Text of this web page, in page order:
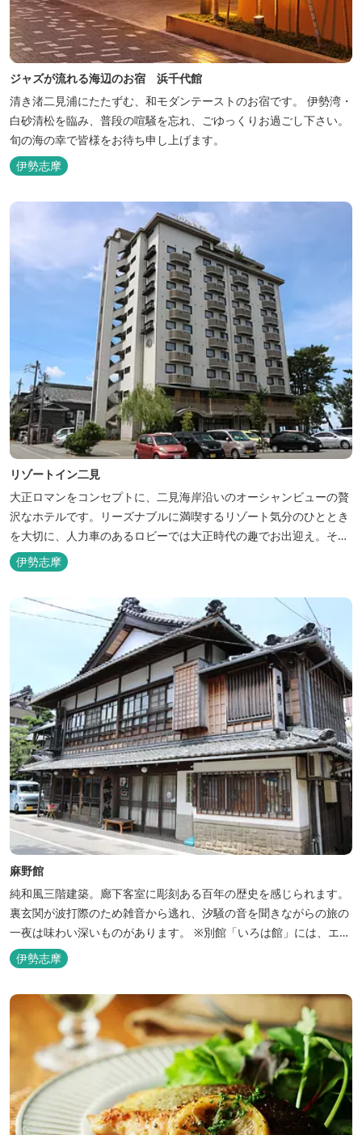
ジャズが流れる海辺のお宿 浜千代館
清き渚二見浦にたたずむ、和モダンテーストのお宿です。 伊勢湾・
白砂清松を臨み、普段の喧騒を忘れ、ごゆっくりお過ごし下さい。
旬の海の幸で皆様をお待ち申し上げます。
伊勢志摩
リゾートイン二見
大正ロマンをコンセプトに、二見海岸沿いのオーシャンビューの贅
沢なホテルです。リーズナブルに満喫するリゾート気分のひととき
を大切に、人力車のあるロビーでは大正時代の趣でお出迎え。そし
て、抜群の眺めが自慢の露天風呂｢七福の湯｣は、趣向を凝らした七
つのお風呂のうち、五つをご宿泊者様無料の貸切風呂としてご利用
が可能です。
伊勢志摩
麻野館
純和風三階建築。廊下客室に彫刻ある百年の歴史を感じられます。
裏玄関が波打際のため雑音から逃れ、汐騒の音を聞きながらの旅の
一夜は味わい深いものがあります。 ※別館「いろは館」には、エイ
リアンやプレデターのリアルな模型があり、初めて見た方はビック
リしますよ。
伊勢志摩